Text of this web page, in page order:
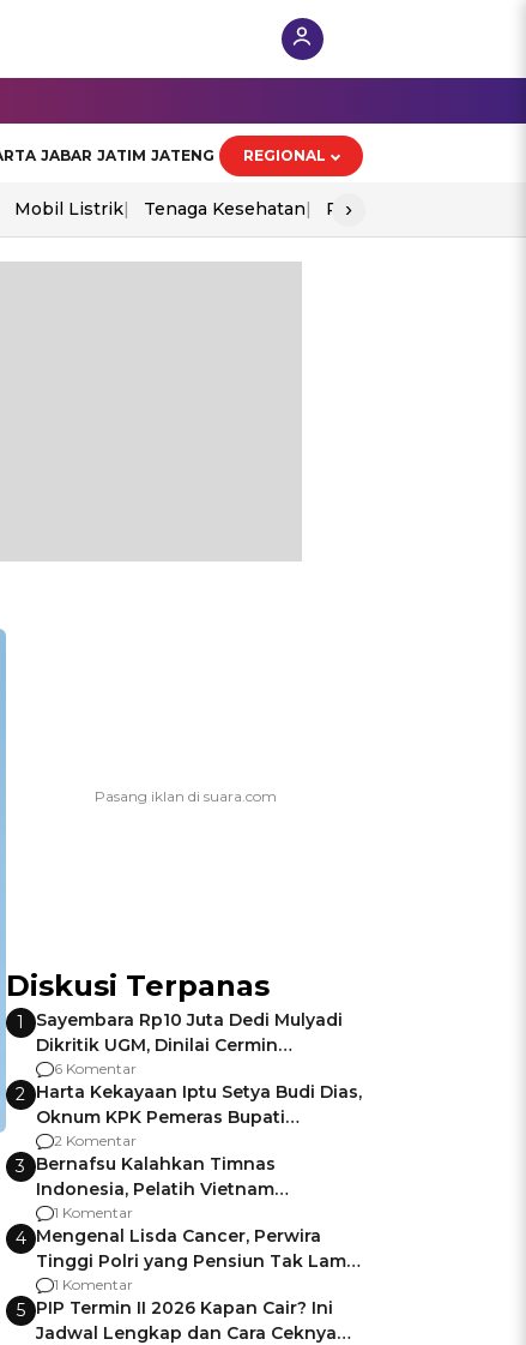
JABAR JATIM JATENG REGIONAL
Mobil Listrik Tenaga Kesehatan Perang As-Iran
›
Diskusi Terpanas
1
Sayembara Rp10 Juta Dedi Mulyadi
Dikritik UGM, Dinilai Cermin
Gagalnya Negara Jamin Keamanan
6 Komentar
2 Harta Kekayaan Iptu Setya Budi Dias,
Oknum KPK Pemeras Bupati
Pemalang
2 Komentar
3 Bernafsu Kalahkan Timnas
Indonesia, Pelatih Vietnam
Berencana Pakai Jimat di Pakansari
1 Komentar
4 Mengenal Lisda Cancer, Perwira
Tinggi Polri yang Pensiun Tak Lama
Usai Jadi Brigjen
1 Komentar
5 PIP Termin II 2026 Kapan Cair? Ini
Jadwal Lengkap dan Cara Ceknya